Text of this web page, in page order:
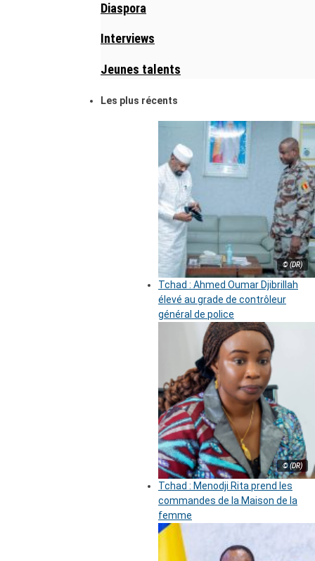
Diaspora
Interviews
Jeunes talents
Les plus récents
© (DR)
Tchad : Ahmed Oumar Djibrillah
élevé au grade de contrôleur
général de police
© (DR)
Tchad : Menodji Rita prend les
commandes de la Maison de la
femme